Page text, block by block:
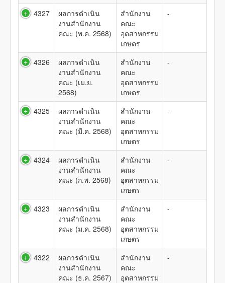
4327
ผลการดำเนิน
งานสำนักงาน
คณะ (พ.ค. 2568)
สำนักงาน
คณะ
อุตสาหกรรม
เกษตร
-
4326
ผลการดำเนิน
งานสำนักงาน
คณะ (เม.ย.
2568)
สำนักงาน
คณะ
อุตสาหกรรม
เกษตร
-
4325
ผลการดำเนิน
งานสำนักงาน
คณะ (มี.ค. 2568)
สำนักงาน
คณะ
อุตสาหกรรม
เกษตร
-
4324
ผลการดำเนิน
งานสำนักงาน
คณะ (ก.พ. 2568)
สำนักงาน
คณะ
อุตสาหกรรม
เกษตร
-
4323
ผลการดำเนิน
งานสำนักงาน
คณะ (ม.ค. 2568)
สำนักงาน
คณะ
อุตสาหกรรม
เกษตร
-
4322
ผลการดำเนิน
งานสำนักงาน
คณะ (ธ.ค. 2567)
สำนักงาน
คณะ
อุตสาหกรรม
-